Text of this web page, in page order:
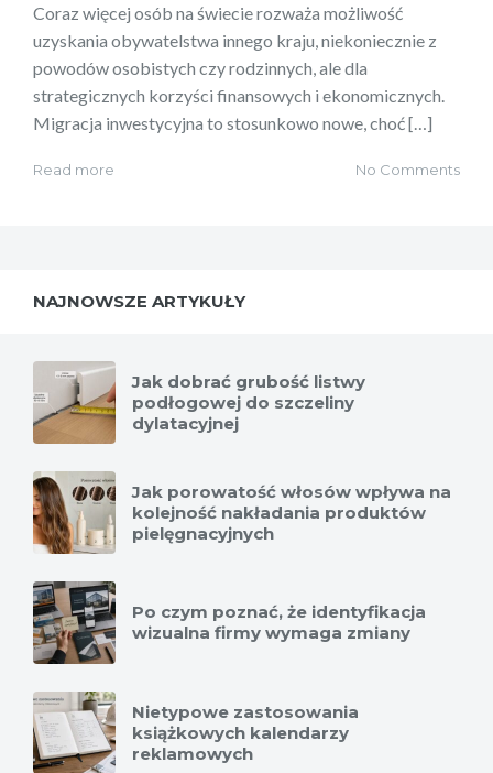
Coraz więcej osób na świecie rozważa możliwość
uzyskania obywatelstwa innego kraju, niekoniecznie z
powodów osobistych czy rodzinnych, ale dla
strategicznych korzyści finansowych i ekonomicznych.
Migracja inwestycyjna to stosunkowo nowe, choć […]
Read more No Comments
NAJNOWSZE ARTYKUŁY
Jak dobrać grubość listwy
podłogowej do szczeliny
dylatacyjnej
Jak porowatość włosów wpływa na
kolejność nakładania produktów
pielęgnacyjnych
Po czym poznać, że identyfikacja
wizualna firmy wymaga zmiany
Nietypowe zastosowania
książkowych kalendarzy
reklamowych